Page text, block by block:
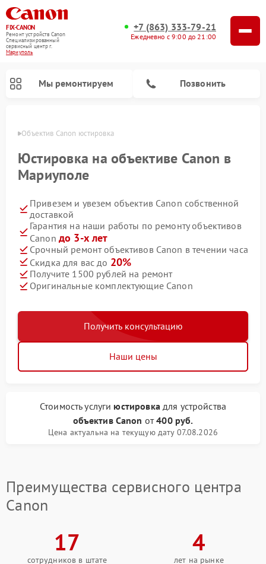
FIX-CANON
Ремонт устройств Canon
Специализированный
cервисный центр г.
Мариуполь
+7 (863) 333-79-21
Ежедневно с 9:00 до 21:00
Мы ремонтируем Позвонить
Объектив Canon юстировка
Юстировка на объективе Canon в
Мариуполе
Привезем и увезем объектив Canon собственной
доставкой
Гарантия на наши работы по ремонту объективов
Canon до 3-х лет
Срочный ремонт объективов Canon в течении часа
Скидка для вас до 20%
Получите 1500 рублей на ремонт
Оригинальные комплектующие Canon
Получить консультацию
Наши цены
Стоимость услуги юстировка для устройства
объектив Canon от400 руб.
Цена актуальна на текущую дату 07.08.2026
Преимущества сервисного центра
Canon
17
сотрудников в штате
4
лет на рынке